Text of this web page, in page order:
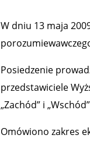
W dniu 13 maja
Posiedzenie
przedstawiciele
„Zachód” i
Omówiono zakres